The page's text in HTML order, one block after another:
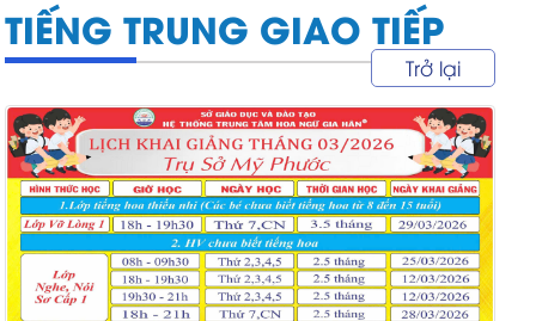
TIẾNG TRUNG GIAO TIẾP
Trở lại